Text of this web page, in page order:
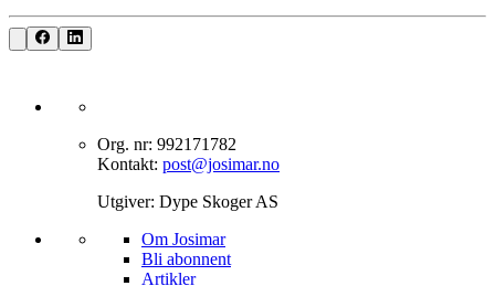
Org. nr: 992171782
Kontakt: post@josimar.no
Utgiver: Dype Skoger AS
Om J‌osimar ‍ ​‍​‍‌‍
Bli abonnent​​​​‌ ‍ ​‍​‍‌‍ ‌ ​‍‌‍‍‌‌‍‌ ‌‍‍‌‌‍ ‍​‍​‍​ ‍‍​‍​‍‌ ​ ‌‍​‌‌‍ ‍‌‍‍‌‌ ‌​‌ ‍‌​‍ ‍‌‍‍‌‌‍ ​‍​‍​‍ ​​‍​‍‌‍‍​‌ ​‍‌‍‌‌‌‍‌‍​‍​‍​ ‍‍​‍​‍‌‍‍​‌ ‌​‌ ‌​‌ ​​‌ ​ ​ ‍‍​‍ ​‍ ‌‍‌‌‌‍‌​‌‍‍‌‌ ‌​​‍ ‍‌‍‍‌‌‍‌​‌‍​‌‌‍‌ ‌ ​‍‌‍​‌‌‍ ‍‌‍‍‍‌‍​‌‌‍ ‍‌ ​ ‌‍‌‌‌‍ ‍​‍ ‍‌‍​ ‌‍ ‌‍ ‌​‍ ‌‍‍‌‌‍ ‍‌ ‌​‌‍‌‌‌‍ ‍‌ ‌​​‍ ‌‍‌‌‌‍‌​‌‍‍‌‌ ‌​​‍ ‌‍ ‌‌‍ ‌‍‌​‌‍‌‌​ ‌‌ ​​‌ ​‍‌‍‌‌‌ ​ ‌‍‌‌‌‍ ‍‌ ‌​‌‍​‌‌ ‌​‌‍‍‌‌‍ ‌‍ ‍​ ‍ ‌‍‍‌‌‍‌​​ ‌‌‍‌‍‌‍ ‌‍ ‌ ‌​‌‍‌‌‌ ​‍​ ‍ ‌ ‌​‌ ‍‌‌ ​​‌‍‌‌​ ‌‌‍‌‍‌‍ ‌‍ ‌ ‌​‌‍‌‌‌ ​‍​ ‍ ‌ ​​‌‍​‌‌ ‌​‌‍‍​​ ‌‌‍​ ‌‍ ‌‍ ​‌ ‌‌‌‍ ‌‌‍ ‍‌ ​ ​‍‌‌​ ‌‌‌​​‍‌‌ ‌‍‍ ‌‍‌‌‌ ‍‌​‍‌‌​ ​ ‌​‌​​‍‌‌​ ​ ‌​‌​​‍‌‌​ ​‍​ ​‍‌‍​‍​ ‍‌‌‍​ ‌‍‌‍‌‍​ ​ ​‌​ ‌​‌‍​‍‌‍‌‍​ ‍​​ ‌‌‌‍​‍​‍‌‌​ ​‍​ ​‍​‍‌‌​ ‌‌‌​‌​​‍ ‍‌‍​ ‌‍ ‌‍ ​‌ ‌‌‌‍ ‌‌‍ ‍‌​‍‌‌ ‌​‌‍‌‌‌‍ ‌‌ ​ ​‍‌‌​ ‌‌‌​​‍‌‌ ‌‍‍ ‌‍‌‌‌ ‍‌​‍‌‌​ ​ ‌​‌​​‍‌‌​ ​ ‌​‌​​‍‌‌​ ​‍​ ​‍‌‍​‌‌‍‌‍​ ‌‍​ ‌​‌‍‌‌​ ‍‌‌‍‌​‌‍​‍​ ‌ ‌‍​‌​ ‌ ​ ​​​‍‌‌​ ​‍​ ​‍​‍‌‌​ ‌‌‌​‌​​‍ ‍‌‍‍‌‌ ‌​‌‍‌‌‌‍ ‌‌ ​ ​‍‌‌​ ‌‌‌​​‍‌‌ ‌‍‍ ‌‍‌‌‌ ‍‌​‍‌‌​ ​ ‌​‌​​‍‌‌​ ​ ‌​‌​​‍‌‌​ ​‍​ ​‍‌‍‌‌‌‍​‌‌‍‌‌​ ‌‍‌‍​‍‌‍‌‌‌‍‌‌‌‍‌‍‌‍​‍​ ‍​​ ​ ​ ​ ​‍‌‌​ ​‍​ ​‍​‍‌‌​ ‌‌‌​‌​​‍ ‍‌‍ ​‌‍​‌‌‍​‍‌‍‌‌‌‍ ​​ ‌‍​‍‌‍​‌‌ ​ ‌‍‌‌‌‌‌‌‌ ​‍‌‍ ​​ ‌‌‍‍​‌ ‌​‌ ‌​‌ ​​‌ ​ ​‍‌‌​ ​ ‌​​‌​‍‌‌​ ​‍‌​‌‍​‍‌‌​ ​‍‌​‌‍‌‍‌‌‌‍‌​‌‍‍‌‌ ‌​​‍ ‍‌‍‍‌‌‍‌​‌‍​‌‌‍‌ ‌ ​‍‌‍​‌‌‍ ‍‌‍‍‍‌‍​‌‌‍ ‍‌ ​ ‌‍‌‌‌‍ ‍​‍ ‍‌‍​ ‌‍ ‌‍ ‌​‍‌‍‌‍‍‌‌‍‌​​ ‌‌‍‌‍‌‍ ‌‍ ‌ ‌​‌‍‌‌‌ ​‍​‍‌‍‌ ‌​‌ ‍‌‌ ​​‌‍‌‌​ ‌‌‍‌‍‌‍ ‌‍ ‌ ‌​‌‍‌‌‌ ​‍​‍‌‍‌ ​​‌‍​‌‌ ‌​‌‍‍​​ ‌‌‍​ ‌‍ ‌‍ ​‌ ‌‌‌‍ ‌‌‍ ‍‌ ​ ​‍‌‌​ ‌‌‌​​‍‌‌ ‌‍‍ ‌‍‌‌‌ ‍‌​‍‌‌​ ​ ‌​‌​​‍‌‌​ ​ ‌​‌​​‍‌‌​ ​‍​ ​‍‌‍​‍​ ‍‌‌‍​ ‌‍‌‍‌‍​ ​ ​‌​ ‌​‌‍​‍‌‍‌‍​ ‍​​ ‌‌‌‍​‍​‍‌‌​ ​‍​ ​‍​‍‌‌​ ‌‌‌​‌​​‍ ‍‌‍​ ‌‍ ‌‍ ​‌ ‌‌‌‍ ‌‌‍ ‍‌​‍‌‌ ‌​‌‍‌‌‌‍ ‌‌ ​ ​‍‌‌​ ‌‌‌​​‍‌‌ ‌‍‍ ‌‍‌‌‌ ‍‌​‍‌‌​ ​ ‌​‌​​‍‌‌​ ​ ‌​‌​​‍‌‌​ ​‍​ ​‍‌‍​‌‌‍‌‍​ ‌‍​ ‌​‌‍‌‌​ ‍‌‌‍‌​‌‍​‍​ ‌ ‌‍​‌​ ‌ ​ ​​​‍‌‌​ ​‍​ ​‍​‍‌‌​ ‌‌‌​‌​​‍ ‍‌‍‍‌‌ ‌​‌‍‌‌‌‍ ‌‌ ​ ​‍‌‌​ ‌‌‌​​‍‌‌ ‌‍‍ ‌‍‌‌‌ ‍‌​‍‌‌​ ​ ‌​‌​​‍‌‌​ ​ ‌​‌​​‍‌‌​ ​‍​ ​‍‌‍‌‌‌‍​‌‌‍‌‌​ ‌‍‌‍​‍‌‍‌‌‌‍‌‌‌‍‌‍‌‍​‍​ ‍​​ ​ ​ ​ ​‍‌‌​ ​‍​ ​‍​‍‌‌​ ‌‌‌​‌​​‍ ‍‌‍ ​‌‍​‌‌‍​‍‌‍‌‌‌‍ ​​‍‌‍‌ ​​‌‍‌‌‌ ​‍‌ ​ ‌ ​​‌‍‌‌‌‍​ ‌ ‌​‌‍‍‌‌ ‌‍‌‍‌‌​ ‌‌ ​​‌ ‌‌‌‍​‍‌‍ ​‌‍‍‌‌ ​ ‌‍‍​‌‍‌‌‌‍‌​​‍​‍‌ ‌
Artikler